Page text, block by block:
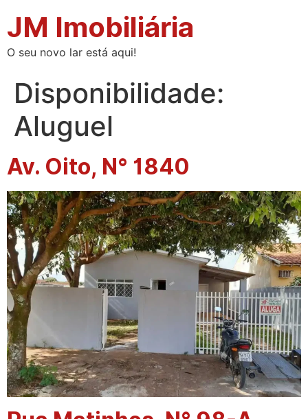
JM Imobiliária
O seu novo lar está aqui!
Disponibilidade:
Aluguel
Av. Oito, N° 1840